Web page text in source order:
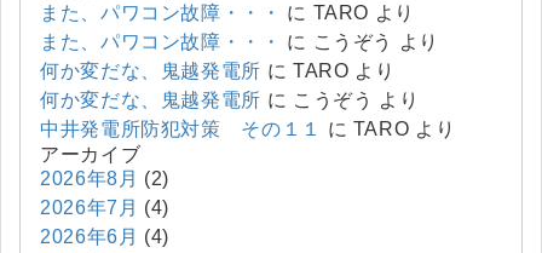
また、パワコン故障・・・
に TARO より
また、パワコン故障・・・
に こうぞう
より
何か変だな、鬼越発電所 に TARO より
何か変だな、鬼越発電所 に こうぞう
より
中井発電所防犯対策 その１１
に TARO より
アーカイブ
2026年8月 (2)
2026年7月 (4)
2026年6月 (4)